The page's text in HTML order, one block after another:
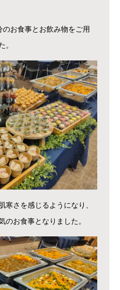
お食事とお飲み物をご用
。
寒さを感じるようになり、
のお食事となりました。